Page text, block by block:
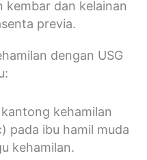
kembar dan kelainan
previa.
dengan USG
kehamilan
pada ibu hamil muda
kehamilan.